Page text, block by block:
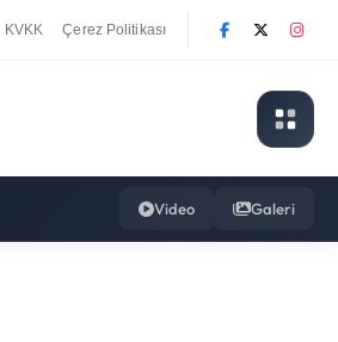
KVKK Çerez Politikası
Video Galeri